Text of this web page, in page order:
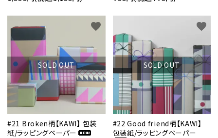
SOLD OUT
#21 Broken柄【KAWI】 包装
紙/ラッピングペーパー
favorite
SOLD OUT
#22 Good friend柄【KAWI】
包装紙/ラッピングペーパー
favorite